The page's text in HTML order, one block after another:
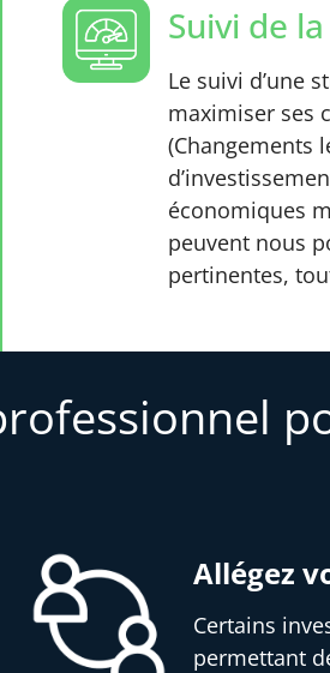
Suivi de
Le suivi d’une
maximiser ses
(Changements
économiques
peuvent nous
pertinentes,
Allégez
Certains
permettant